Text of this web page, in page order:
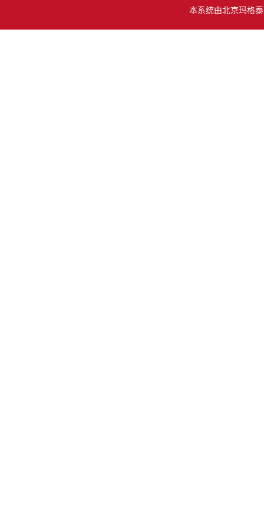
本系统由北京玛格